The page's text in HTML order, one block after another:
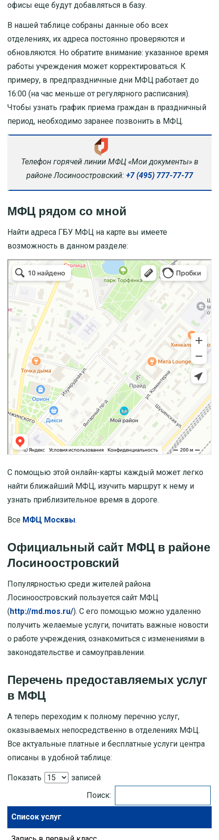
офисы еще будут добавляться в базу.
В нашей таблице собраны данные обо всех
отделениях, их адреса постоянно проверяются и
обновляются. Но обратите внимание: указанное время
работы учреждения может корректироваться. К
примеру, в предпраздничные дни МФЦ работает до
16:00 (на час меньше от регулярного расписания).
Чтобы узнать график приема граждан в праздничный
период, необходимо заранее позвонить в МФЦ.
Телефон горячей линии МФЦ «Мои документы» в
районе Лосиноостровский: +7 (495) 777-77-77
МФЦ рядом со мной
Найти адреса ГБУ МФЦ на карте вы имеете
возможность в данном разделе:
С помощью этой онлайн-карты каждый может легко
найти ближайший МФЦ, изучить маршрут к нему и
узнать приблизительное время в дороге.
Все МФЦ Москвы.
Официальный сайт МФЦ в районе
Лосиноостровский
Популярностью среди жителей района
Лосиноостровский пользуется сайт МФЦ
( http://md.mos.ru/). С его помощью можно удаленно
получить желаемые услуги, почитать важные новости
о работе учреждения, ознакомиться с изменениями в
законодательстве и самоуправлении.
Перечень предоставляемых услуг
в МФЦ
А теперь переходим к полному перечню услуг,
оказываемых непосредственно в отделениях МФЦ.
Все актуальные платные и бесплатные услуги центра
описаны в удобной таблице:
Показать
записей
Поиск:
Список услуг